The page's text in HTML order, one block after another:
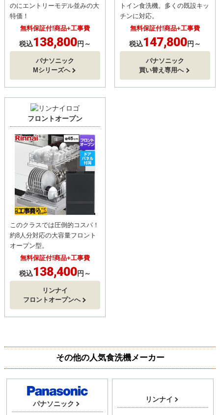
のにエントリーモデル並みの大
特価！
無料保証付!商品+工事費
税込138,800円～
パナソニック
Mシリーズへ
トイン食洗機。多くの既設キッ
チンに対応。
無料保証付!商品+工事費
税込147,800円～
パナソニック
買い替え専用へ
フロントオープン
このクラスでは圧倒的コスパ！
約8人分対応の大容量フロント
オープン型。
無料保証付!商品+工事費
税込138,400円～
リンナイ
フロントオープンへ
その他の人気食洗機メーカー
パナソニック
リンナイ